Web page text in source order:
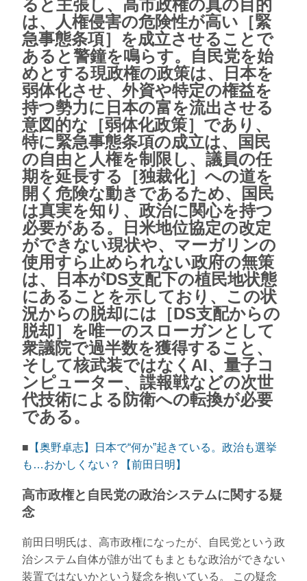
ると主張し、高市政権の真の目的
は、人権侵害の危険性が高い［緊
急事態条項］を成立させることで
あると警鐘を鳴らす。自民党を始
めとする現政権の政策は、日本を
弱体化させ、外資や特定の権益を
持つ勢力に日本の富を流出させる
意図的な［弱体化政策］であり、
特に緊急事態条項の成立は、国民
の自由と人権を制限し、議員の任
期を延長する［独裁化］への道を
開く危険な動きであるため、国民
は真実を知り、政治に関心を持つ
必要がある。日米地位協定の改定
ができない現状や、マーガリンの
使用すら止められない政府の無策
は、日本がDS支配下の植民地状態
にあることを示しており、この状
況からの脱却には［DS支配からの
脱却］を唯一のスローガンとして
衆議院で過半数を獲得すること、
そして核武装ではなくAI、量子コ
ンピューター、諜報戦などの次世
代技術による防衛への転換が必要
である。
■ 【奥野卓志】日本で“何か”起きている。政治も選挙
も…おかしくない？【前田日明】
高市政権と自民党の政治システムに関する疑
念
前田日明氏は、高市政権になったが、自民党という政
治システム自体が誰が出てもまともな政治ができない
装置ではないかという疑念を抱いている。 この疑念